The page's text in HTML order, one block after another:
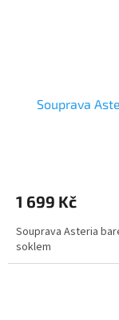
Souprava
1 699 Kč
Souprava Asteria
soklem